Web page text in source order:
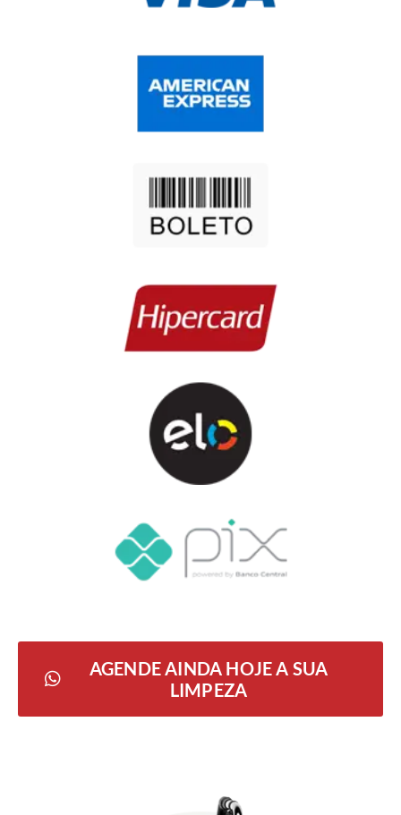
AGENDE AINDA HOJE A SUA
LIMPEZA